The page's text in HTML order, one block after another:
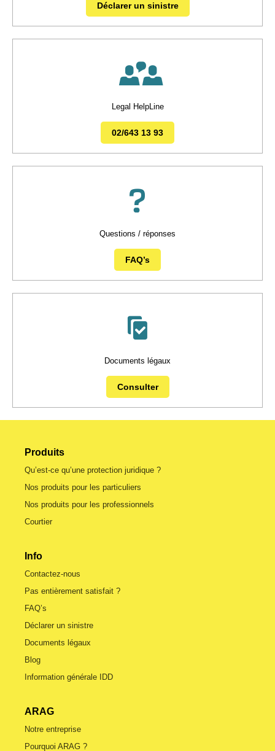
Déclarer un sinistre
Legal HelpLine
02/643 13 93
Questions / réponses
FAQ’s
Documents légaux
Consulter
Produits
Qu’est-ce qu’une protection juridique ?
Nos produits pour les particuliers
Nos produits pour les professionnels
Courtier
Info
Contactez-nous
Pas entièrement satisfait ?
FAQ’s
Déclarer un sinistre
Documents légaux
Blog
Information générale IDD
ARAG
Notre entreprise
Pourquoi ARAG ?